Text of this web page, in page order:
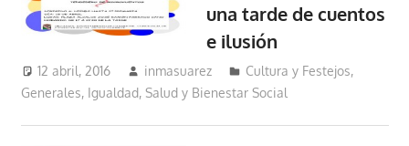
una tarde de cuentos
e ilusión
12 abril, 2016 inmasuarez Cultura y Festejos,
Generales, Igualdad, Salud y Bienestar Social